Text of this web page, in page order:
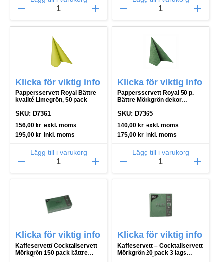
remove add remove add
Klicka för viktig info
Pappersservett Royal Bättre
kvalité Limegrön, 50 pack
SKU: D7361
156,00 kr exkl. moms
195,00 kr inkl. moms
Lägg till i varukorg
remove add
Klicka för viktig info
Pappersservett Royal 50 p.
Bättre Mörkgrön dekor
SKU: D7365
140,00 kr exkl. moms
175,00 kr inkl. moms
Lägg till i varukorg
remove add
Klicka för viktig info
Kaffeservett/ Cocktailservett
Mörkgrön 150 pack bättre
Klicka för viktig info
Kaffeservett – Cocktailservett
Mörkgrön 20 pack 3 lags